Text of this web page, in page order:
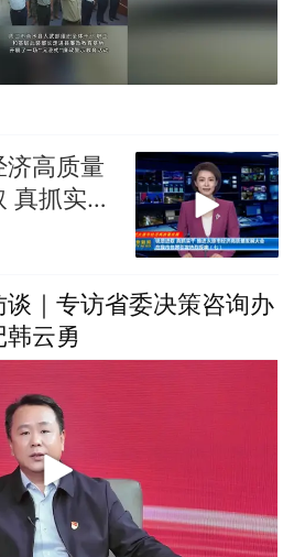
济高质量
真抓实干
质量发
引发热
｜专访省委决策咨询办
云勇